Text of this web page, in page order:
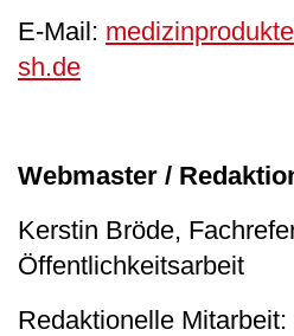
E-Mail:
sh.de
Webmaster /
Kerstin Bröde,
Öffentlichkeitsarbeit
Redaktionelle